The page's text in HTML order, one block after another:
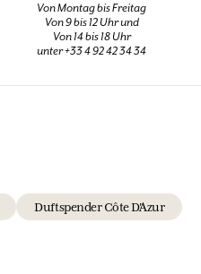
Von Montag bis Freitag
Von 9 bis 12 Uhr und
Von 14 bis 18 Uhr
unter +33 4 92 42 34 34
Duftspender Côte D'Azur